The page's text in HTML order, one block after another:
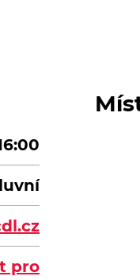
pro